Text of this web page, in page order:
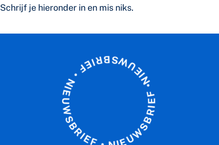
Schrijf je hieronder in en mis niks.
N
I
E
U
W
S
B
R
I
E
F
•
N
I
E
U
W
S
B
R
I
EF UWS
B
R
I
E
F
•